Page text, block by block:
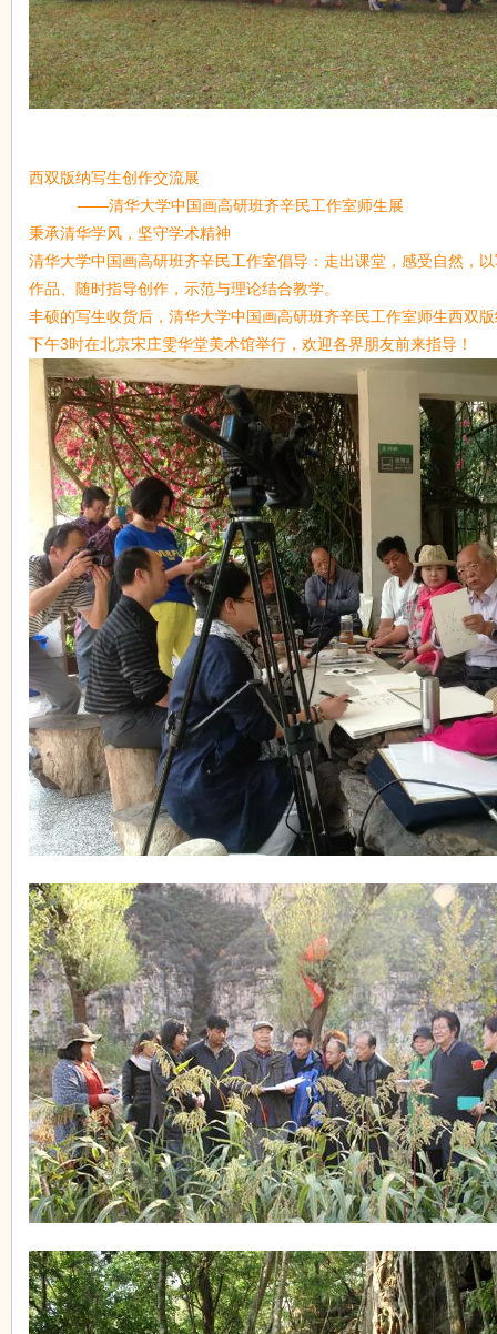
西双版纳写生创作交流展
——清华大学中国画高研班齐辛民工作室师生展
秉承清华学风，坚守学术精神
清华大学中国画高研班齐辛民工作室倡导：走出课堂，感受自然，
作品、随时指导创作，示范与理论结合教学。
丰硕的写生收货后，清华大学中国画高研班齐辛民工作室师生西双
下午3时在北京宋庄雯华堂美术馆举行，欢迎各界朋友前来指导！